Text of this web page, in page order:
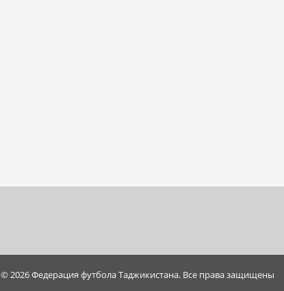
© 2026 Федерация футбола Таджикистана. Все права защищены